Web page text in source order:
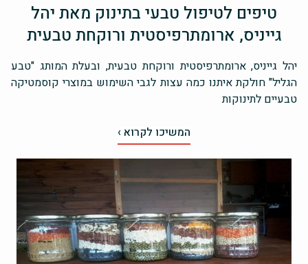
טיפים לטיפול טבעי בתינוק מאת יהל
גייניס, ארומתרפיסטית ורוקחת טבעית
יהל גייניס, ארומתרפיסטית ורוקחת טבעית, ובעלת המותג "טבע
הגליל" חולקת איתנו כמה עצות לגבי השימוש במוצרי קוסמטיקה
טבעיים לתינוקות
המשיכו לקרוא ›